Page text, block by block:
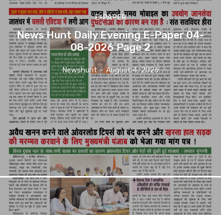
E-PAPER
News Hunt Daily Evening E-Paper 04-
08-2026 Page 2
Newshunt - August 4, 2026